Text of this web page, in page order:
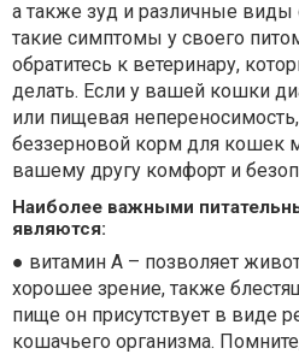
а также зуд и различные
такие симптомы у своего
обратитесь к ветеринару,
делать. Если у вашей кошки
или пищевая
беззерновой корм для кошек
вашему другу комфорт и
Наиболее важными
являются:
● витамин А – позволяет
хорошее зрение, также
пище он присутствует в виде
кошачьего организма.